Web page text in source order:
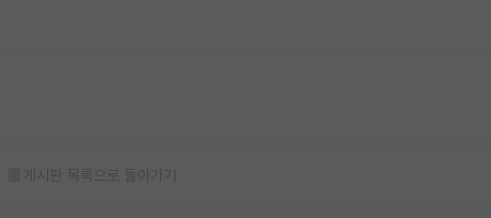
게시판 목록으로 돌아가기